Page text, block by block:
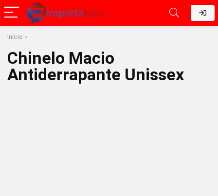
Início »
Chinelo Macio
Antiderrapante Unissex